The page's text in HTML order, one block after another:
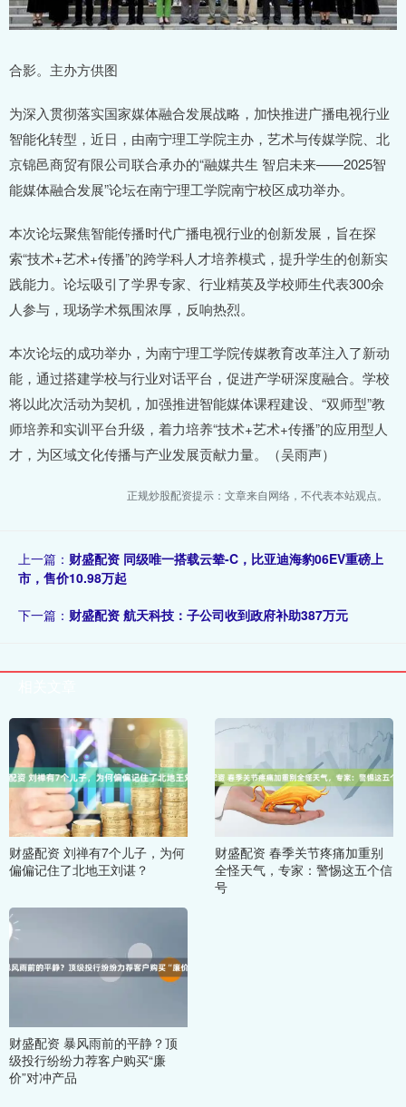
合影。主办方供图
为深入贯彻落实国家媒体融合发展战略，加快推进广播电视行业
智能化转型，近日，由南宁理工学院主办，艺术与传媒学院、北
京锦邑商贸有限公司联合承办的“融媒共生 智启未来——2025智
能媒体融合发展”论坛在南宁理工学院南宁校区成功举办。
本次论坛聚焦智能传播时代广播电视行业的创新发展，旨在探
索“技术+艺术+传播”的跨学科人才培养模式，提升学生的创新实
践能力。论坛吸引了学界专家、行业精英及学校师生代表300余
人参与，现场学术氛围浓厚，反响热烈。
本次论坛的成功举办，为南宁理工学院传媒教育改革注入了新动
能，通过搭建学校与行业对话平台，促进产学研深度融合。学校
将以此次活动为契机，加强推进智能媒体课程建设、“双师型”教
师培养和实训平台升级，着力培养“技术+艺术+传播”的应用型人
才，为区域文化传播与产业发展贡献力量。（吴雨声）
正规炒股配资提示：文章来自网络，不代表本站观点。
上一篇： 财盛配资 同级唯一搭载云辇-C，比亚迪海豹06EV重磅上
市，售价10.98万起
下一篇： 财盛配资 航天科技：子公司收到政府补助387万元
财盛配资 刘禅有7个儿子，为何
偏偏记住了北地王刘谌？
财盛配资 春季关节疼痛加重别
全怪天气，专家：警惕这五个信
号
财盛配资 暴风雨前的平静？顶
级投行纷纷力荐客户购买“廉
价”对冲产品